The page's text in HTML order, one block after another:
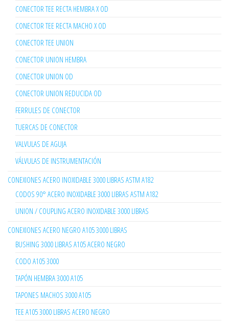
CONECTOR TEE RECTA HEMBRA X OD
CONECTOR TEE RECTA MACHO X OD
CONECTOR TEE UNION
CONECTOR UNION HEMBRA
CONECTOR UNION OD
CONECTOR UNION REDUCIDA OD
FERRULES DE CONECTOR
TUERCAS DE CONECTOR
VALVULAS DE AGUJA
VÁLVULAS DE INSTRUMENTACIÓN
CONEXIONES ACERO INOXIDABLE 3000 LIBRAS ASTM A182
CODOS 90° ACERO INOXIDABLE 3000 LIBRAS ASTM A182
UNION / COUPLING ACERO INOXIDABLE 3000 LIBRAS
CONEXIONES ACERO NEGRO A105 3000 LIBRAS
BUSHING 3000 LIBRAS A105 ACERO NEGRO
CODO A105 3000
TAPÓN HEMBRA 3000 A105
TAPONES MACHOS 3000 A105
TEE A105 3000 LIBRAS ACERO NEGRO